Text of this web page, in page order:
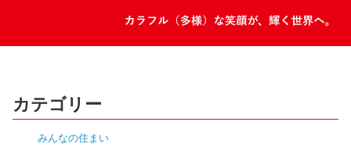
カテゴリー
みんなの住まい